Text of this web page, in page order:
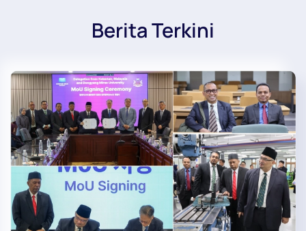
Berita Terkini